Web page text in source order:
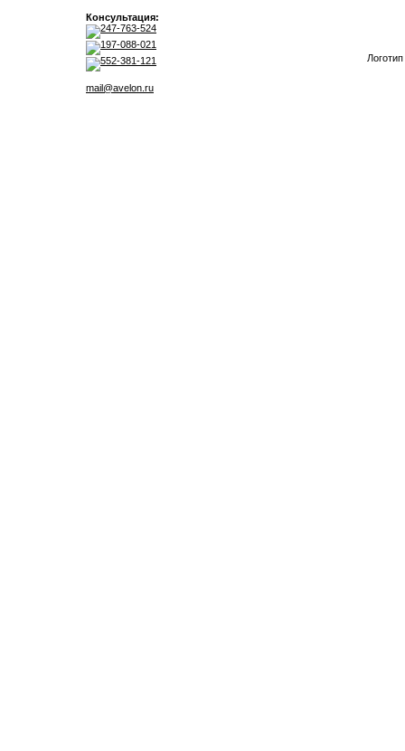
Консультация:
247-763-524
197-088-021
552-381-121
mail@avelon.ru